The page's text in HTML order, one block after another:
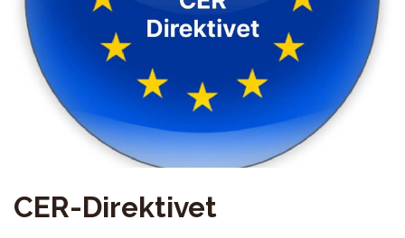
CER-Direktivet